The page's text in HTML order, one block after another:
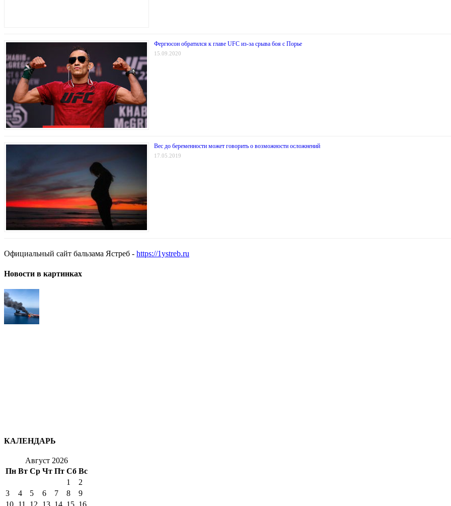
Фергюсон обратился к главе UFC из-за срыва боя с Порье
15.09.2020
Вес до беременности может говорить о возможности осложнений
17.05.2019
Официальный сайт бальзама Ястреб - https://1ystreb.ru
Новости в картинках
КАЛЕНДАРЬ
Август 2026
Пн Вт Ср Чт Пт Сб Вс
1
2
3
4 5 6 7 8
9